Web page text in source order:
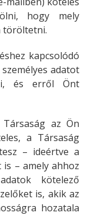
hogy mely
töröltetni.
kapcsolódó
adatot
és erről Önt
az Ön
a Társaság
– ideértve a
– amely ahhoz
kötelező
is, akik az
hozatala